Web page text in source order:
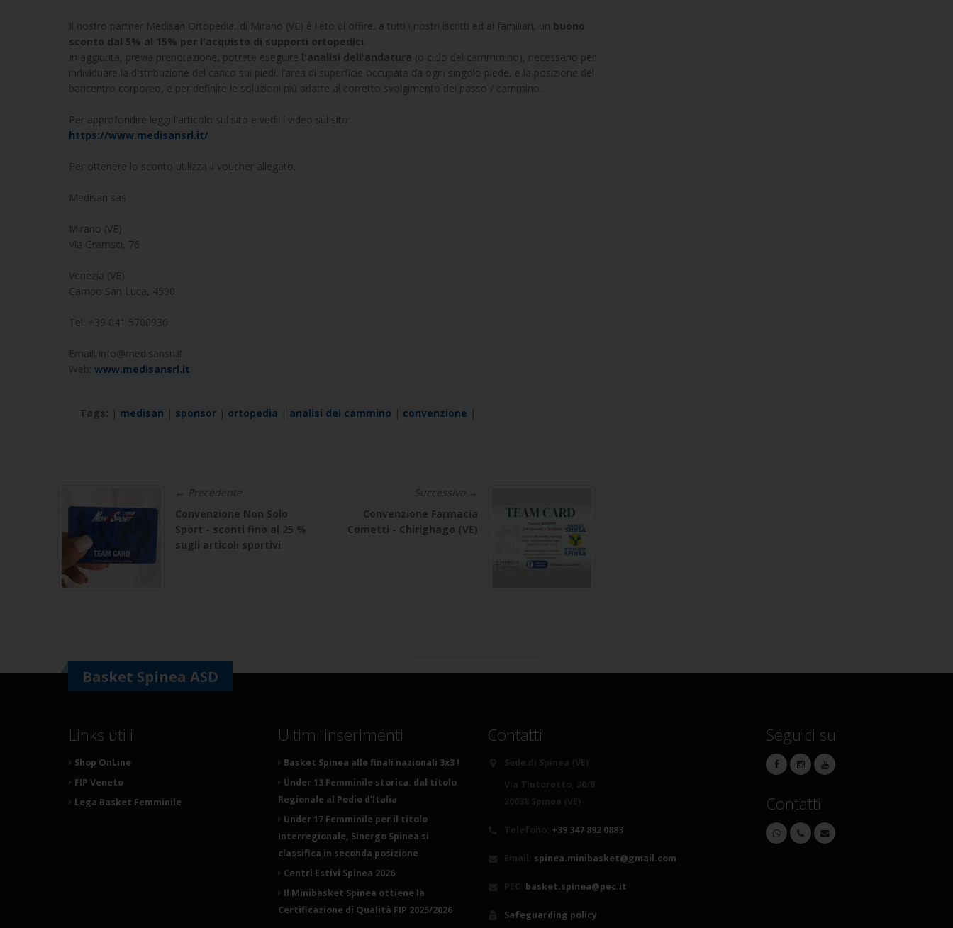
Il nostro partner Medisan Ortopedia, di Mirano (VE) è lieto di offire, a tutti i nostri iscritti ed ai familiari, un buono
sconto dal 5% al 15% per l'acquisto di supporti ortopedici
In aggiunta, previa prenotazione, potrete eseguire l'analisi dell'andatura (o ciclo del cammmino), necessario per
individuare la distribuzione del carico sui piedi, l’area di superficie occupata da ogni singolo piede, e la posizione del
baricentro corporeo, e per definire le soluzioni più adatte al corretto svolgimento del passo / cammino.
Per approfondire leggi l'articolo sul sito e vedi il video sul sito:
https://www.medisansrl.it/
Per ottenere lo sconto utilizza il voucher allegato.
Medisan sas
Mirano (VE)
Via Gramsci, 76
Venezia (VE)
Campo San Luca, 4590
Tel: +39 041 5700930
Email: info@medisansrl.it
Web: www.medisansrl.it
Tags: | medisan | sponsor | ortopedia | analisi del cammino | convenzione |
← Precedente
Convenzione Non Solo
Sport - sconti fino al 25 %
sugli articoli sportivi
Successivo →
Convenzione Farmacia
Cometti - Chirighago (VE)
Basket Spinea ASD
Links utili
Shop OnLine
FIP Veneto
Lega Basket Femminile
Ultimi inserimenti
Basket Spinea alle finali nazionali 3x3 !
Under 13 Femminile storica: dal titolo
Regionale al Podio d'Italia
Under 17 Femminile per il titolo
Interregionale, Sinergo Spinea si
classifica in seconda posizione
Centri Estivi Spinea 2026
Il Minibasket Spinea ottiene la
Certificazione di Qualità FIP 2025/2026
Contatti
+39 347 892 0883
spinea.minibasket@gmail.com
basket.spinea@pec.it
Safeguarding policy
Seguici su
Contatti